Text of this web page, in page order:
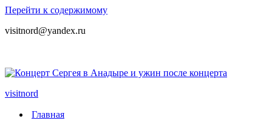
Перейти к содержимому
visitnord@yandex.ru
visitnord
Главная